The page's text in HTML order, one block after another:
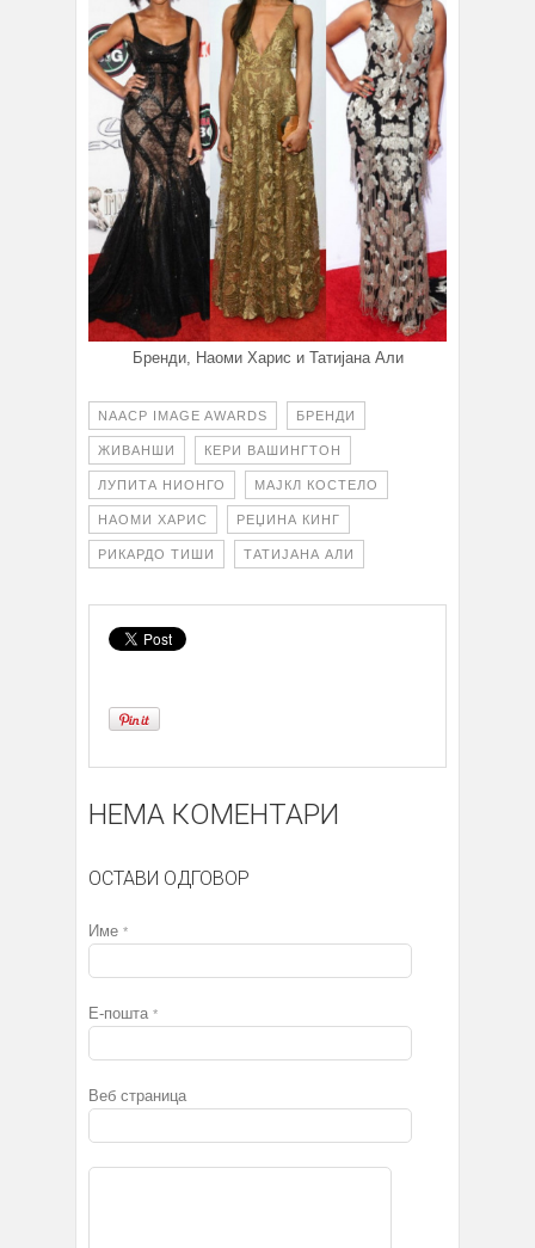
Бренди, Наоми Харис и Татијана Али
NAACP IMAGE AWARDS БРЕНДИ
ЖИВАНШИ КЕРИ ВАШИНГТОН
ЛУПИТА НИОНГО МАЈКЛ КОСТЕЛО
НАОМИ ХАРИС РЕЏИНА КИНГ
РИКАРДО ТИШИ ТАТИЈАНА АЛИ
НЕМА КОМЕНТАРИ
ОСТАВИ ОДГОВОР
Име *
Е-пошта *
Веб страница